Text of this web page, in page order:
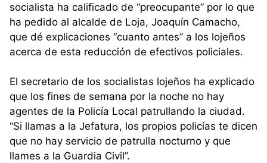
socialista ha calificado de “preocupante” por lo que
ha pedido al alcalde de Loja, Joaquín Camacho,
que dé explicaciones “cuanto antes” a los lojeños
acerca de esta reducción de efectivos policiales.
El secretario de los socialistas lojeños ha explicado
que los fines de semana por la noche no hay
agentes de la Policía Local patrullando la ciudad.
“Si llamas a la Jefatura, los propios policías te dicen
que no hay servicio de patrulla nocturno y que
llames a la Guardia Civil”.